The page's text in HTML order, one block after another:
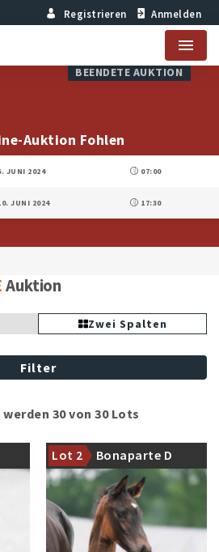
Registrieren Anmelden
Menu
BEENDETE AUKTION
Auktion Fohlen
JUNI 2024 07:00
JUNI 2024 17:30
Auktion
Zwei Spalten
Filter
30 von 30 Lots
Lot 2 Bonaparte D
Bon Esprit glänzt mit seinem
ersten Jahrgang